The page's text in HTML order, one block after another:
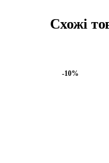
Схожі
-10%